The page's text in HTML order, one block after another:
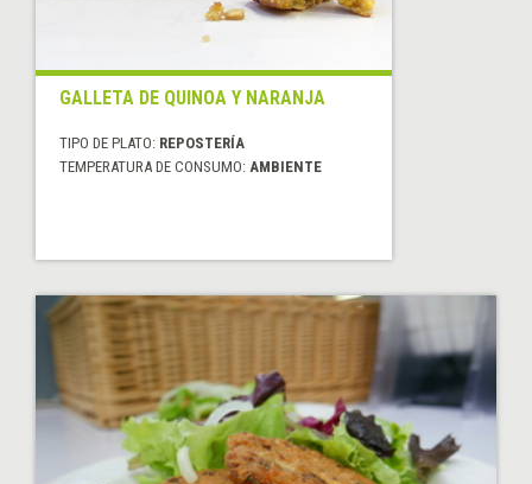
GALLETA DE QUINOA Y NARANJA
TIPO DE PLATO: REPOSTERÍA
TEMPERATURA DE CONSUMO: AMBIENTE